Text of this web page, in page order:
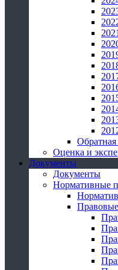
Оценка и
Документы
Документы
Нормативные